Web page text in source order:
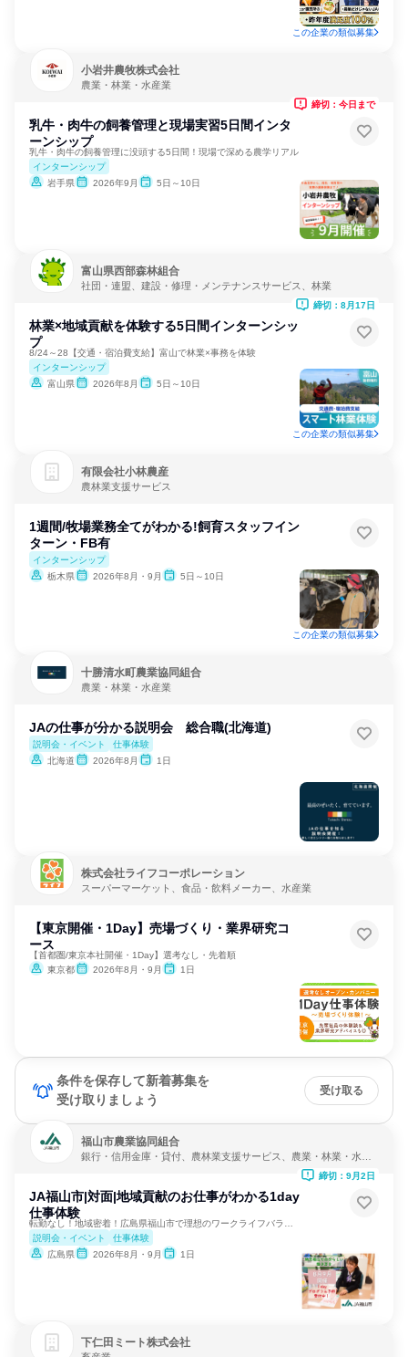
この企業の類似募集
小岩井農牧株式会社
農業・林業・水産業
乳牛・肉牛の飼養管理と現場実習5日間インタ
ーンシップ
乳牛・肉牛の飼養管理に没頭する5日間！現場で深める農学リアル
インターンシップ
岩手県
2026年9月 5日～10日
締切：今日まで
富山県西部森林組合
社団・連盟、建設・修理・メンテナンスサービス、林業
林業×地域貢献を体験する5日間インターンシッ
プ
8/24～28【交通・宿泊費支給】富山で林業×事務を体験
インターンシップ
富山県
2026年8月 5日～10日
締切：8月17日
この企業の類似募集
有限会社小林農産
農林業支援サービス
1週間/牧場業務全てがわかる!飼育スタッフイン
ターン・FB有
インターンシップ
栃木県
2026年8月・9月 5日～10日
この企業の類似募集
十勝清水町農業協同組合
農業・林業・水産業
JAの仕事が分かる説明会 総合職(北海道)
説明会・イベント
仕事体験
北海道
2026年8月 1日
株式会社ライフコーポレーション
スーパーマーケット、食品・飲料メーカー、水産業
【東京開催・1Day】売場づくり・業界研究コ
ース
【首都圏/東京本社開催・1Day】選考なし・先着順
東京都
2026年8月・9月 1日
条件を保存して新着募集を
受け取りましょう
受け取る
福山市農業協同組合
銀行・信用金庫・貸付、農林業支援サービス、農業・林業・水産
JA福山市|対面|地域貢献のお仕事がわかる1day
仕事体験
説明会・イベント
仕事体験
広島県
2026年8月・9月 1日
締切：9月2日
下仁田ミート株式会社